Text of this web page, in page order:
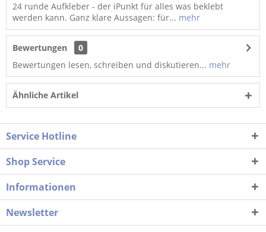
24 runde Aufkleber - der iPunkt für alles was beklebt
werden kann. Ganz klare Aussagen: für... mehr
Bewertungen
0
Bewertungen lesen, schreiben und diskutieren... mehr
Ähnliche Artikel
Service Hotline
Shop Service
Informationen
Newsletter